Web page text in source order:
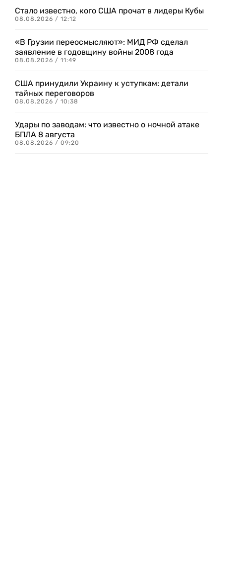
Стало известно, кого США прочат в лидеры Кубы
08.08.2026 / 12:12
«В Грузии переосмысляют»: МИД РФ сделал
заявление в годовщину войны 2008 года
08.08.2026 / 11:49
США принудили Украину к уступкам: детали
тайных переговоров
08.08.2026 / 10:38
Удары по заводам: что известно о ночной атаке
БПЛА 8 августа
08.08.2026 / 09:20